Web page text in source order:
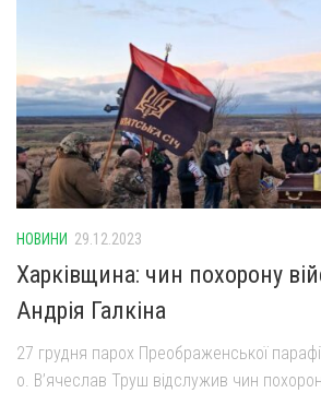
НОВИНИ 29.12.2023
Харківщина: чин похорону
Андрія Галкіна
27 грудня парох Преображенської
о. В’ячеслав Труш відслужив чин